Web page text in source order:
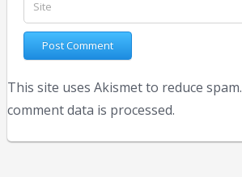
This site uses Akismet to reduce spam.
comment data is processed.